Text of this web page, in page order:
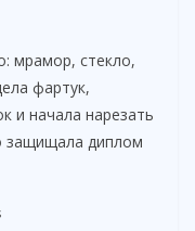
мрамор, стекло,
фартук,
и начала нарезать
защищала диплом